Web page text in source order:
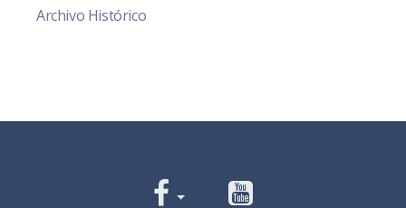
Archivo Histórico